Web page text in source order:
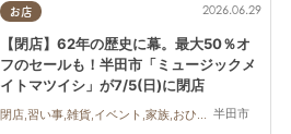
お店
半田市
2026.06.29
【閉店】62年の歴史に幕。最大50％オ
フのセールも！半田市「ミュージックメ
イトマツイシ」が7/5(日)に閉店
閉店,習い事,雑貨,イベント,家族,おひとりさま